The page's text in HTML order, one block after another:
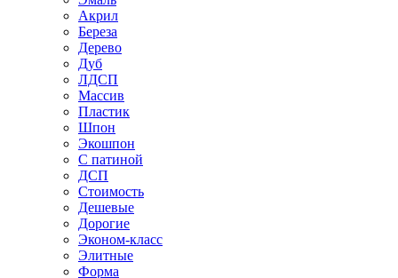
Акрил
Береза
Дерево
Дуб
ЛДСП
Массив
Пластик
Шпон
Экошпон
С патиной
ДСП
Стоимость
Дешевые
Дорогие
Эконом-класс
Элитные
Форма